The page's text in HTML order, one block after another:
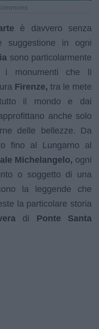
è davvero senza
suggestione in ogni
sono particolarmente
monumenti che li
Firenze, tra le mete
il mondo e dai
anche solo
delle bellezze. Da
fino al Lungarno al
Michelangelo, ogni
o soggetto di una
la leggende che
la particolare storia
di Ponte Santa